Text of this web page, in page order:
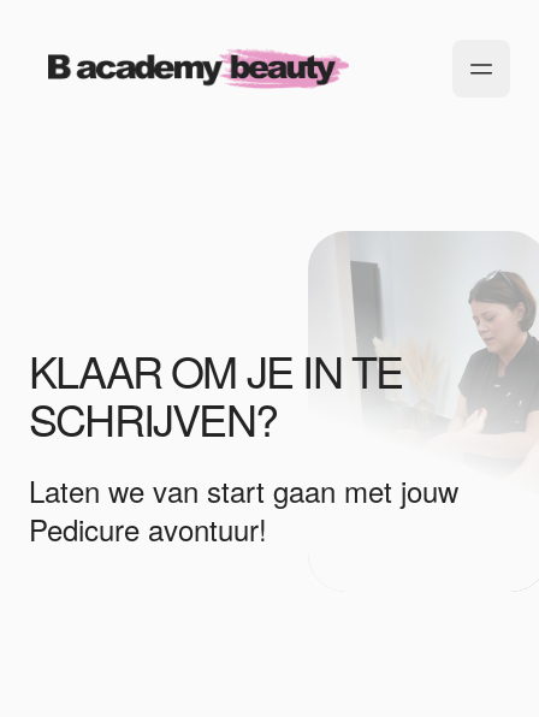
KLAAR OM JE IN TE
SCHRIJVEN?
Laten we van start gaan met jouw
Pedicure avontuur!